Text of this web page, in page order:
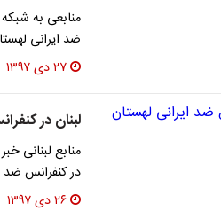
منابعی به
ضد ایرانی
۲۷ دی ۱۳۹۷
لبنان در
منابع لبنانی
در کنفرانس ضد
۲۶ دی ۱۳۹۷